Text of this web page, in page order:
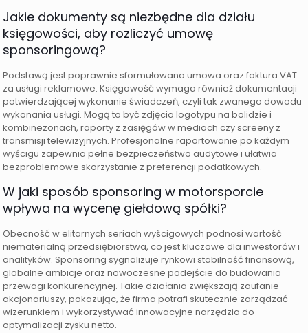
Jakie dokumenty są niezbędne dla działu
księgowości, aby rozliczyć umowę
sponsoringową?
Podstawą jest poprawnie sformułowana umowa oraz faktura VAT
za usługi reklamowe. Księgowość wymaga również dokumentacji
potwierdzającej wykonanie świadczeń, czyli tak zwanego dowodu
wykonania usługi. Mogą to być zdjęcia logotypu na bolidzie i
kombinezonach, raporty z zasięgów w mediach czy screeny z
transmisji telewizyjnych. Profesjonalne raportowanie po każdym
wyścigu zapewnia pełne bezpieczeństwo audytowe i ułatwia
bezproblemowe skorzystanie z preferencji podatkowych.
W jaki sposób sponsoring w motorsporcie
wpływa na wycenę giełdową spółki?
Obecność w elitarnych seriach wyścigowych podnosi wartość
niematerialną przedsiębiorstwa, co jest kluczowe dla inwestorów i
analityków. Sponsoring sygnalizuje rynkowi stabilność finansową,
globalne ambicje oraz nowoczesne podejście do budowania
przewagi konkurencyjnej. Takie działania zwiększają zaufanie
akcjonariuszy, pokazując, że firma potrafi skutecznie zarządzać
wizerunkiem i wykorzystywać innowacyjne narzędzia do
optymalizacji zysku netto.